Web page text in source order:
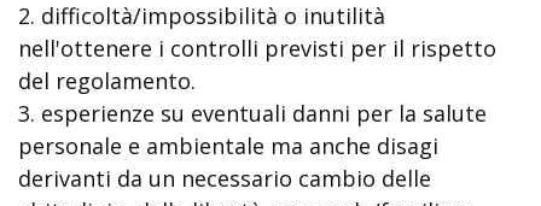
2. difficoltà/impossibilità o inutilità
nell'ottenere i controlli previsti per il rispetto
del regolamento.
3. esperienze su eventuali danni per la salute
personale e ambientale ma anche disagi
derivanti da un necessario cambio delle